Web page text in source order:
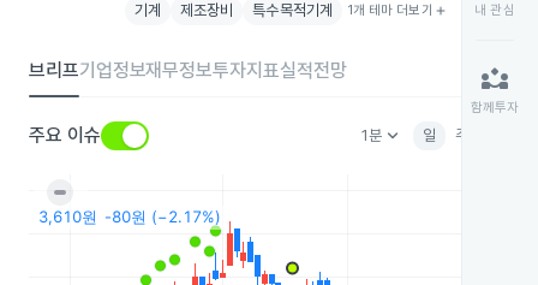
기계 제조장비 특수목적기계 1개 테마 더보기 add
브리프기업정보재무정보투자지표실적전망
주요 이슈 1분keyboard_arrow_down 일 주
내 관심
partner_exchange
함께투자